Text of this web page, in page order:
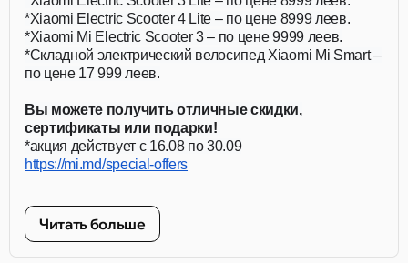
*Xiaomi Electric Scooter 4 Lite – по цене 8999 леев.
*Xiaomi Mi Electric Scooter 3 – по цене 9999 леев.
*Складной электрический велосипед Xiaomi Mi Smart –
по цене 17 999 леев.
Вы можете получить отличные скидки,
сертификаты или подарки!
*акция действует с 16.08 по 30.09
https://mi.md/special-offers
Читать больше